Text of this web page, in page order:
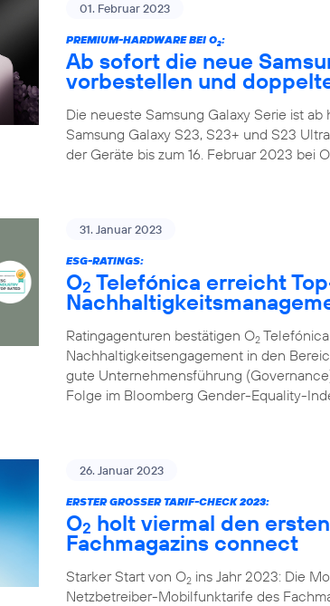
01. Februar 2023
PREMIUM-HARDWARE BEI O2:
Ab sofort die neue
vorbestellen und
Die neueste Samsung Galaxy Serie ist
Samsung Galaxy S23, S23+ und S23
der Geräte bis zum 16. Februar 2023 bei O
31. Januar 2023
ESG-RATINGS:
O2 Telefónica erreicht
Ratingagenturen bestätigen O2
Nachhaltigkeitsengagement in den
gute Unternehmensführung
Folge im Bloomberg Gender-Equality-
26. Januar 2023
ERSTER GROSSER TARIF-CHECK 2023:
O2 holt viermal den
Fachmagazins connect
Starker Start von O2 ins Jahr 2023: Die
Netzbetreiber-Mobilfunktarife des